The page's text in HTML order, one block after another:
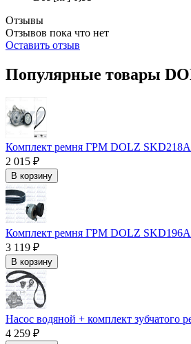
Отзывы
Отзывов пока что нет
Оставить отзыв
Популярные товары
Комплект ремня ГРМ DOLZ SKD218A
2 015 ₽
В корзину
Комплект ремня ГРМ DOLZ SKD196A
3 119 ₽
В корзину
Насос водяной + комплект зубчатого
4 259 ₽